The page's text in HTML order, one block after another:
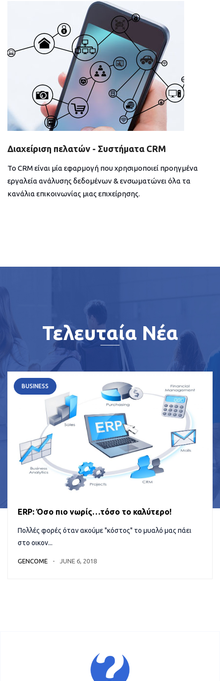
Διαχείριση πελατών - Συστήματα CRM
Το CRM είναι μία εφαρμογή που χρησιμοποιεί προηγμένα
εργαλεία ανάλυσης δεδομένων & ενσωματώνει όλα τα
κανάλια επικοινωνίας μιας επιχείρησης.
Τελευταία Νέα
BUSINESS
ERP: Όσο πιο νωρίς…τόσο το καλύτερο!
Πολλές φορές όταν ακούμε "κόστος" το μυαλό μας πάει
στο οικον...
GENCOME JUNE 6, 2018